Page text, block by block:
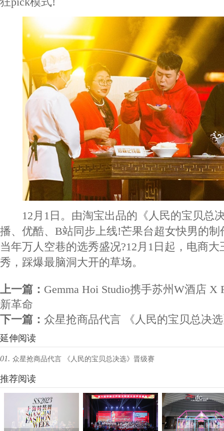
12月1日。由淘宝出品的《人民的宝贝总
播、优酷、B站同步上线!芒果台超女快男的
当年万人空巷的选秀盛况?12月1日起，电商
秀，踩爆最脑洞大开的草场。
上一篇： Gemma Hoi Studio携手苏州W酒店 X
新革命
下一篇： 众星抢商品代言 《人民的宝贝总决
延伸阅读
01. 众星抢商品代言 《人民的宝贝总决选》晋级赛
高燃开启
推荐阅读